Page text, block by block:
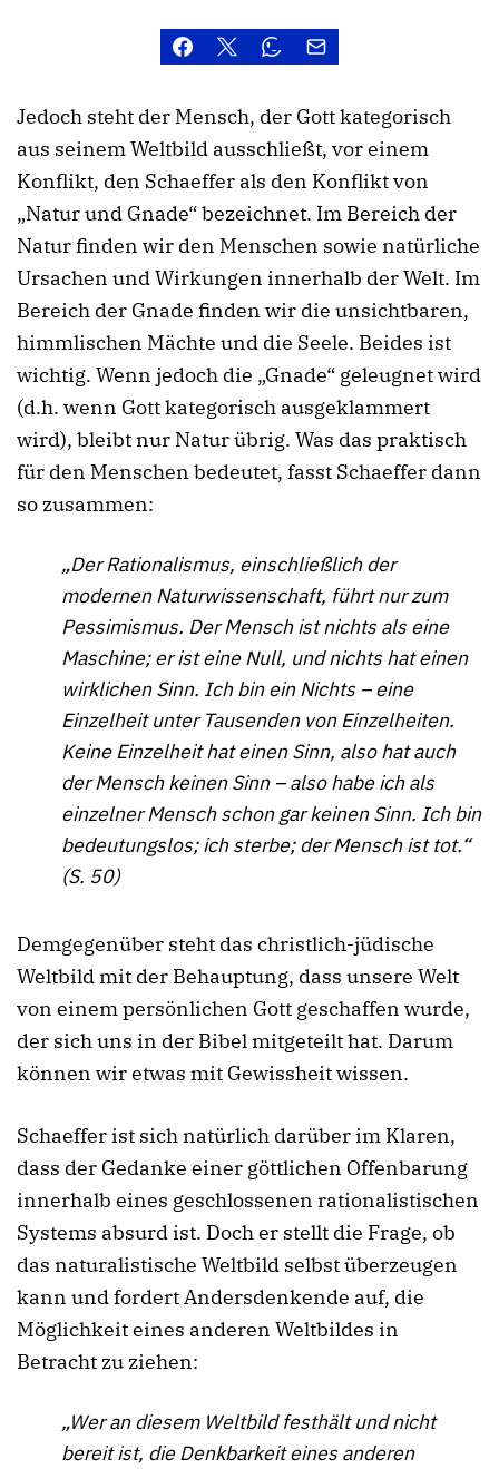
Jedoch steht der Mensch, der Gott kategorisch
aus seinem Weltbild ausschließt, vor einem
Konflikt, den Schaeffer als den Konflikt von
„Natur und Gnade“ bezeichnet. Im Bereich der
Natur finden wir den Menschen sowie natürliche
Ursachen und Wirkungen innerhalb der Welt. Im
Bereich der Gnade finden wir die unsichtbaren,
himmlischen Mächte und die Seele. Beides ist
wichtig. Wenn jedoch die „Gnade“ geleugnet wird
(d.h. wenn Gott kategorisch ausgeklammert
wird), bleibt nur Natur übrig. Was das praktisch
für den Menschen bedeutet, fasst Schaeffer dann
so zusammen:
„Der Rationalismus, einschließlich der
modernen Naturwissenschaft, führt nur zum
Pessimismus. Der Mensch ist nichts als eine
Maschine; er ist eine Null, und nichts hat einen
wirklichen Sinn. Ich bin ein Nichts – eine
Einzelheit unter Tausenden von Einzelheiten.
Keine Einzelheit hat einen Sinn, also hat auch
der Mensch keinen Sinn – also habe ich als
einzelner Mensch schon gar keinen Sinn. Ich bin
bedeutungslos; ich sterbe; der Mensch ist tot.“
(S. 50)
Demgegenüber steht das christlich-jüdische
Weltbild mit der Behauptung, dass unsere Welt
von einem persönlichen Gott geschaffen wurde,
der sich uns in der Bibel mitgeteilt hat. Darum
können wir etwas mit Gewissheit wissen.
Schaeffer ist sich natürlich darüber im Klaren,
dass der Gedanke einer göttlichen Offenbarung
innerhalb eines geschlossenen rationalistischen
Systems absurd ist. Doch er stellt die Frage, ob
das naturalistische Weltbild selbst überzeugen
kann und fordert Andersdenkende auf, die
Möglichkeit eines anderen Weltbildes in
Betracht zu ziehen:
„Wer an diesem Weltbild festhält und nicht
bereit ist, die Denkbarkeit eines anderen